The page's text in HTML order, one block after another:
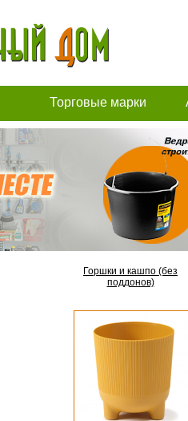
Торговые марки
Горшки и кашпо (без
поддонов)